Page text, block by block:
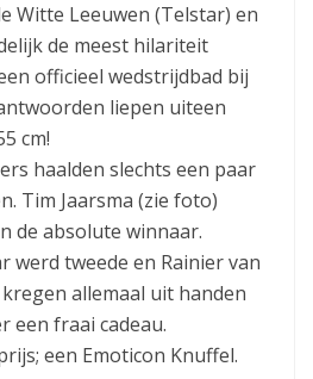
Witte Leeuwen (Telstar) en
de meest hilariteit
officieel wedstrijdbad bij
liepen uiteen
cm!
haalden slechts een paar
Tim Jaarsma (zie foto)
de absolute winnaar.
werd tweede en Rainier van
allemaal uit handen
een fraai cadeau.
een Emoticon Knuffel.